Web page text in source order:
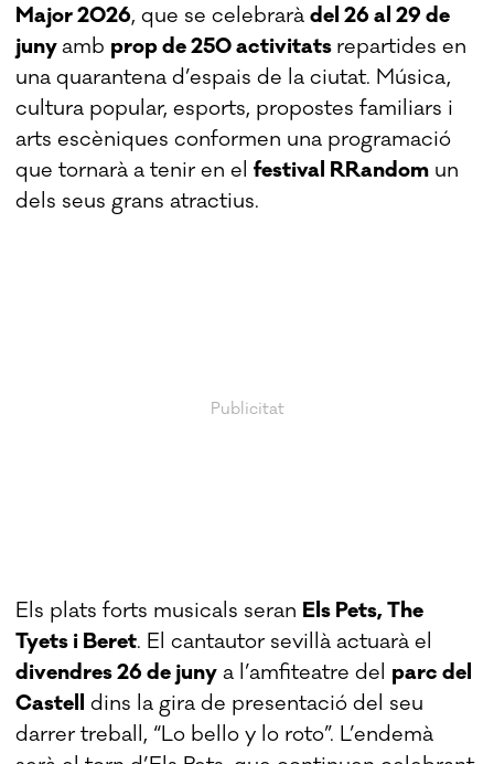
Major 2026, que se celebraràdel 26 al 29 de
junyamb prop de 250 activitats repartides en
una quarantena d’espais de la ciutat. Música,
cultura popular, esports, propostes familiars i
arts escèniques conformen una programació
que tornarà a tenir en elfestival RRandom un
dels seus grans atractius.
Els plats forts musicals seran Els Pets, The
Tyets i Beret. El cantautor sevillà actuarà el
divendres 26 de juny a l’amfiteatre del parc del
Castell dins la gira de presentació del seu
darrer treball, “Lo bello y lo roto”. L’endemà